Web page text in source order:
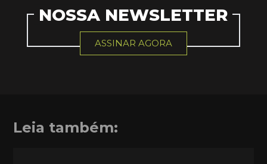
NOSSA NEWSLETTER
ASSINAR AGORA
Leia também: